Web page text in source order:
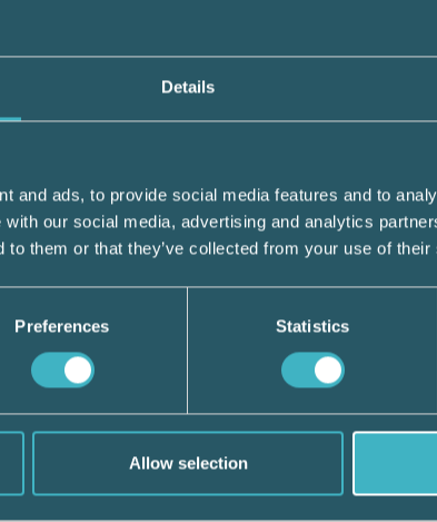
Details
and ads, to provide social media features and to
our social media, advertising and analytics
to them or that they’ve collected from your use of
Preferences Statistics
Allow selection
förkylning, barnen kräktes och jag
men på den tentan fick jag 26,5 av
samtidigt som man jobbar, gör
att använda sina nya
avsnittet Ekonomistyrning, med
att analysera och planera
ett nytt verktyg i
med rent juridisk inriktning, med
frågor idag.